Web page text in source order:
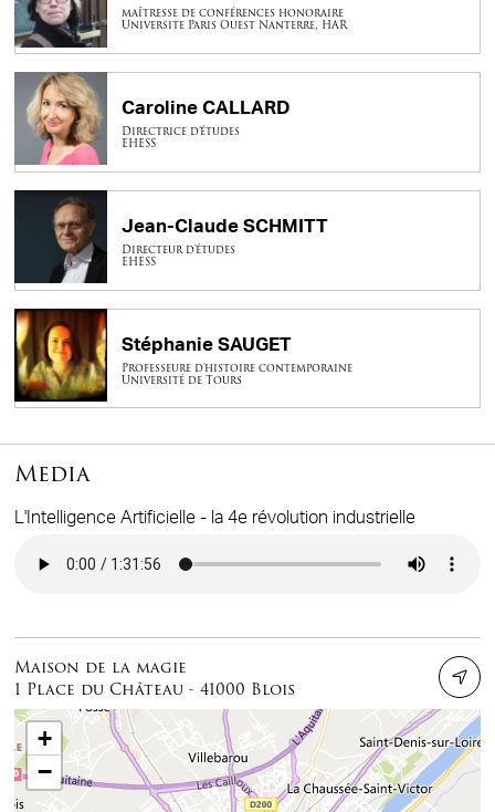
maîtresse de conférences honoraire
Universite Paris Ouest Nanterre, HAR
Caroline CALLARD
Directrice d’études
EHESS
Jean-Claude SCHMITT
Directeur d'études
EHESS
Stéphanie SAUGET
Professeure d'histoire contemporaine
Université de Tours
Media
L'Intelligence Artificielle - la 4e révolution industrielle
Maison de la magie
1 Place du Château - 41000 Blois
+
−